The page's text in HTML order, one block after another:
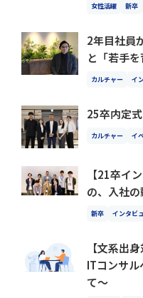
女性活躍 新卒
2年目社員
と「若手を
カルチャー イ
25卒内定
カルチャー イ
【21卒イ
の、入社
新卒 インタビ
【文系出
ITコンサル
て〜